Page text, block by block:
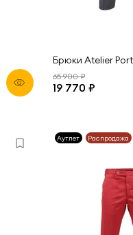
Брюки Atelier
65 900 ₽
19 770 ₽
Аутлет Распродажа